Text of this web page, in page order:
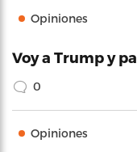
Opiniones
Voy a Trump y
0
Opiniones